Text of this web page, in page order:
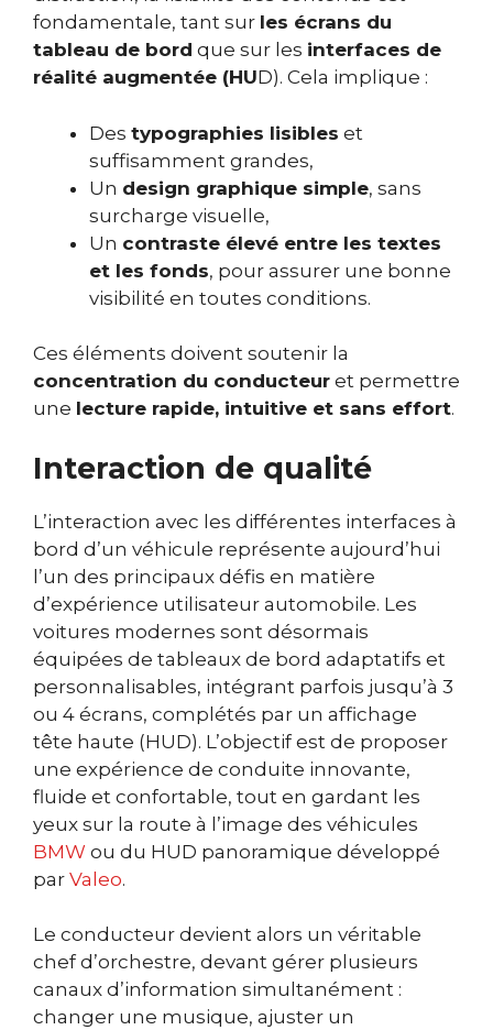
fondamentale, tant sur les écrans du
tableau de bord que sur les interfaces de
réalité augmentée (HUD). Cela implique :
Des typographies lisibles et
suffisamment grandes,
Un design graphique simple, sans
surcharge visuelle,
Un contraste élevé entre les textes
et les fonds, pour assurer une bonne
visibilité en toutes conditions.
Ces éléments doivent soutenir la
concentration du conducteur et permettre
une lecture rapide, intuitive et sans effort.
Interaction de qualité
L’interaction avec les différentes interfaces à
bord d’un véhicule représente aujourd’hui
l’un des principaux défis en matière
d’expérience utilisateur automobile. Les
voitures modernes sont désormais
équipées de tableaux de bord adaptatifs et
personnalisables, intégrant parfois jusqu’à 3
ou 4 écrans, complétés par un affichage
tête haute (HUD). L’objectif est de proposer
une expérience de conduite innovante,
fluide et confortable, tout en gardant les
yeux sur la route à l’image des véhicules
BMW ou du HUD panoramique développé
par Valeo.
Le conducteur devient alors un véritable
chef d’orchestre, devant gérer plusieurs
canaux d’information simultanément :
changer une musique, ajuster un